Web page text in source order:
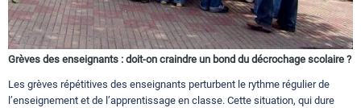
Grèves des enseignants : doit-on craindre un bond du décrochage scolaire ?
Les grèves répétitives des enseignants perturbent le rythme régulier de
l’enseignement et de l’apprentissage en classe. Cette situation, qui dure